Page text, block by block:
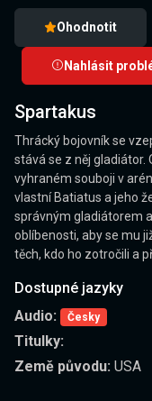
Ohodnotit
Nahlásit
Spartakus
Thrácký bojovník se
stává se z něj gladiátor.
vyhraném souboji v
vlastní Batiatus a jeho
správným gladiátorem
oblíbenosti, aby se mu
těch, kdo ho zotročili a
Dostupné jazyky
Audio:
Česky
Titulky:
Země původu: USA